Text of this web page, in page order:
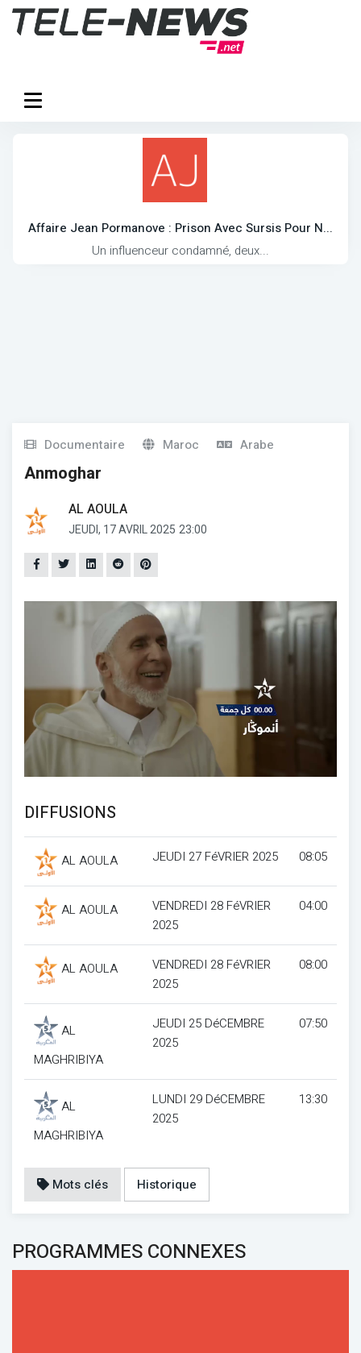
Affaire Jean Pormanove : Prison Avec Sursis Pour N...
Un influenceur condamné, deux...
Documentaire Maroc Arabe
Anmoghar
AL AOULA
JEUDI, 17 AVRIL 2025 23:00
DIFFUSIONS
AL AOULA JEUDI 27 FéVRIER 2025 08:05
AL AOULA
VENDREDI 28 FéVRIER
2025
04:00
AL AOULA
VENDREDI 28 FéVRIER
2025
08:00
AL
MAGHRIBIYA
JEUDI 25 DéCEMBRE
2025
07:50
AL
MAGHRIBIYA
LUNDI 29 DéCEMBRE
2025
13:30
Mots clés Historique
PROGRAMMES CONNEXES